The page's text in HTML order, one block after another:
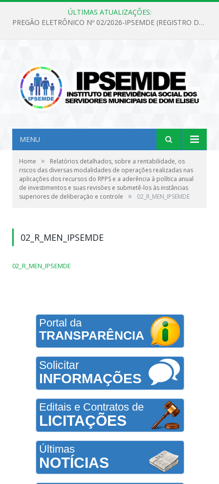
ÚLTIMAS ATUALIZAÇÕES:
PREGÃO ELETRÔNICO Nº 02/2026-IPSEMDE (REGISTRO DE PREÇOS PARA FUTURA E EVENTUAL AQUISIÇÃO DE MATERIAL DE LIMPEZA E GÊNEROS ALIMENTÍCIOS PARA ATENDER AS NECESSIDADES DO INSTITUTO DE PREVIDÊNCIA SOCIAL DOS SERVIDORES MUNICIPAIS DE DOM ELISEU.)
MENU
Home »
Relatórios detalhados, sobre a rentabilidade, os
riscos das diversas modalidades de operações realizadas nas
aplicações dos recursos do RPPS e a aderência à política anual
de investimentos e suas revisões e submetê-los às instâncias
superiores de deliberação e controle
» 02_R_MEN_IPSEMDE
02_R_MEN_IPSEMDE
02_R_MEN_IPSEMDE
Portal da
TRANSPARÊNCIA
Solicitar
INFORMAÇÕES
Editais e Contratos de
LICITAÇÕES
Últimas
NOTÍCIAS